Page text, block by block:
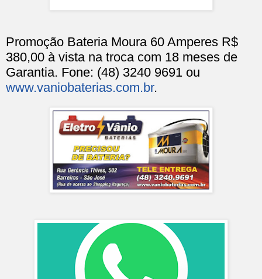
Promoção Bateria Moura 60 Amperes R$
380,00 à vista na troca com 18 meses de
Garantia. Fone: (48) 3240 9691 ou
www.vaniobaterias.com.br.